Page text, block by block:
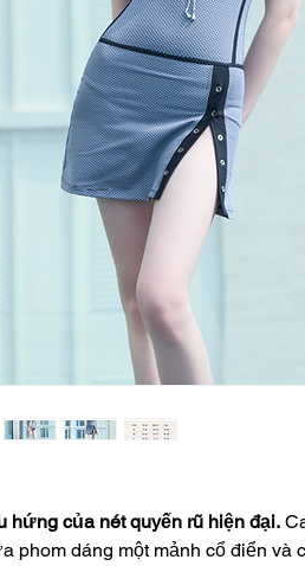
hứng của nét quyến rũ hiện đại.
phom dáng một mảnh cổ điển và